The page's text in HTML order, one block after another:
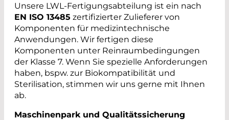
Unsere LWL-Fertigungsabteilung ist ein nach
EN ISO 13485 zertifizierter Zulieferer von
Komponenten für medizintechnische
Anwendungen. Wir fertigen diese
Komponenten unter Reinraumbedingungen
der Klasse 7. Wenn Sie spezielle Anforderungen
haben, bspw. zur Biokompatibilität und
Sterilisation, stimmen wir uns gerne mit Ihnen
ab.
Maschinenpark und Qualitätssicherung